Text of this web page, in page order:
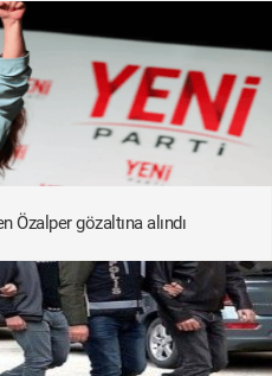
Özalper gözaltına alındı